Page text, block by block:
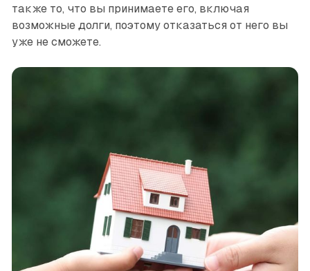
также то, что вы принимаете его, включая
возможные долги, поэтому отказаться от него вы
уже не сможете.